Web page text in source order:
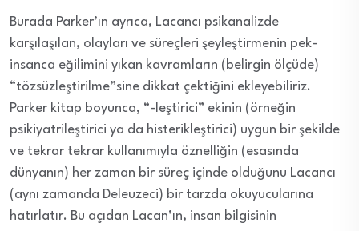
Burada Parker’ın ayrıca, Lacancı psikanalizde
karşılaşılan, olayları ve süreçleri şeyleştirmenin pek-
insanca eğilimini yıkan kavramların (belirgin ölçüde)
“tözsüzleştirilme”sine dikkat çektiğini ekleyebiliriz.
Parker kitap boyunca, “-leştirici” ekinin (örneğin
psikiyatrileştirici ya da histerikleştirici) uygun bir şekilde
ve tekrar tekrar kullanımıyla öznelliğin (esasında
dünyanın) her zaman bir süreç içinde olduğunu Lacancı
(aynı zamanda Deleuzeci) bir tarzda okuyucularına
hatırlatır. Bu açıdan Lacan’ın, insan bilgisinin